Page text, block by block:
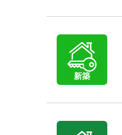
新築